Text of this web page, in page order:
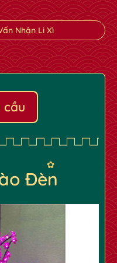
Nhận Li Xì
cầu
Đèn